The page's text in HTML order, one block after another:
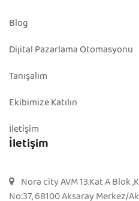
Blog
Dijital Pazarlama Otomasyonu
Tanışalım
Ekibimize Katılın
İletişim
İletişim
Nora city AVM 13.Kat A Blok
No:37, 68100 Aksaray Merkez/